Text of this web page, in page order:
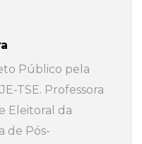
Público pela
TSE. Professora
Eleitoral da
de Pós-